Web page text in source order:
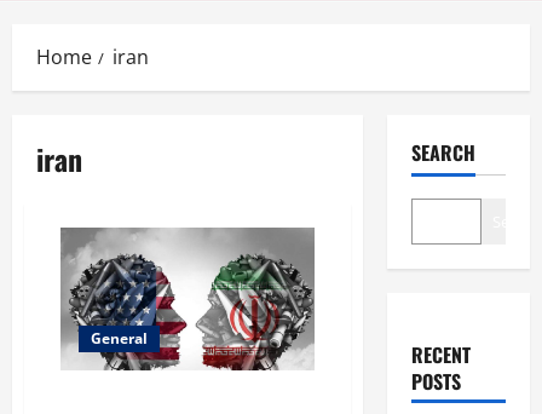
Home iran
iran
General
SEARCH
RECENT
POSTS